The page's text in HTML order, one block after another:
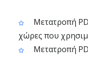
Μετατροπή
χώρες που
Μετατροπή